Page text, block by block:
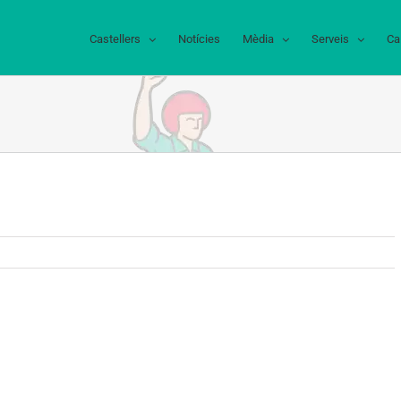
Castellers Notícies Mèdia Serveis